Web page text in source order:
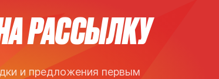
РАССЫЛКУ
и предложения первым